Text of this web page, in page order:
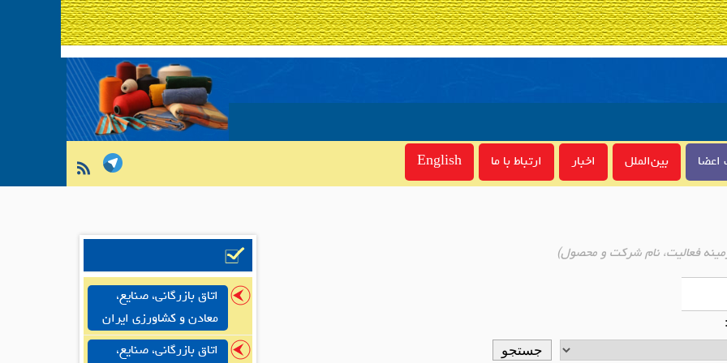
اعضا بین‌الملل اخبار ارتباط با ما English
فعالیت، نام شرکت و محصول)
اتاق بازرگانی، صنایع،
معادن و کشاورزی ایران
اتاق بازرگانی، صنایع،